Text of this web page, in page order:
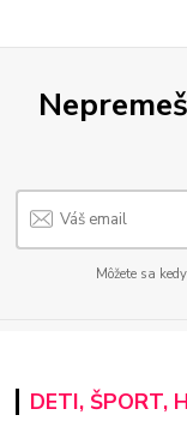
Môžete sa
DETI, ŠPORT,